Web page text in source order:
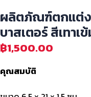
ผลิตภัณฑ์ตกแต่ง
บาสเตอร์ สีเทาเ
฿1,500.00
คุณสมบัติ